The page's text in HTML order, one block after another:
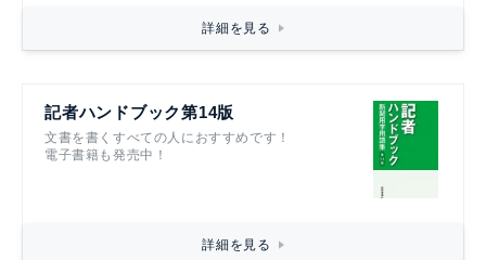
詳細を見る
記者ハンドブック第14版
文書を書くすべての人におすすめです！
電子書籍も発売中！
詳細を見る